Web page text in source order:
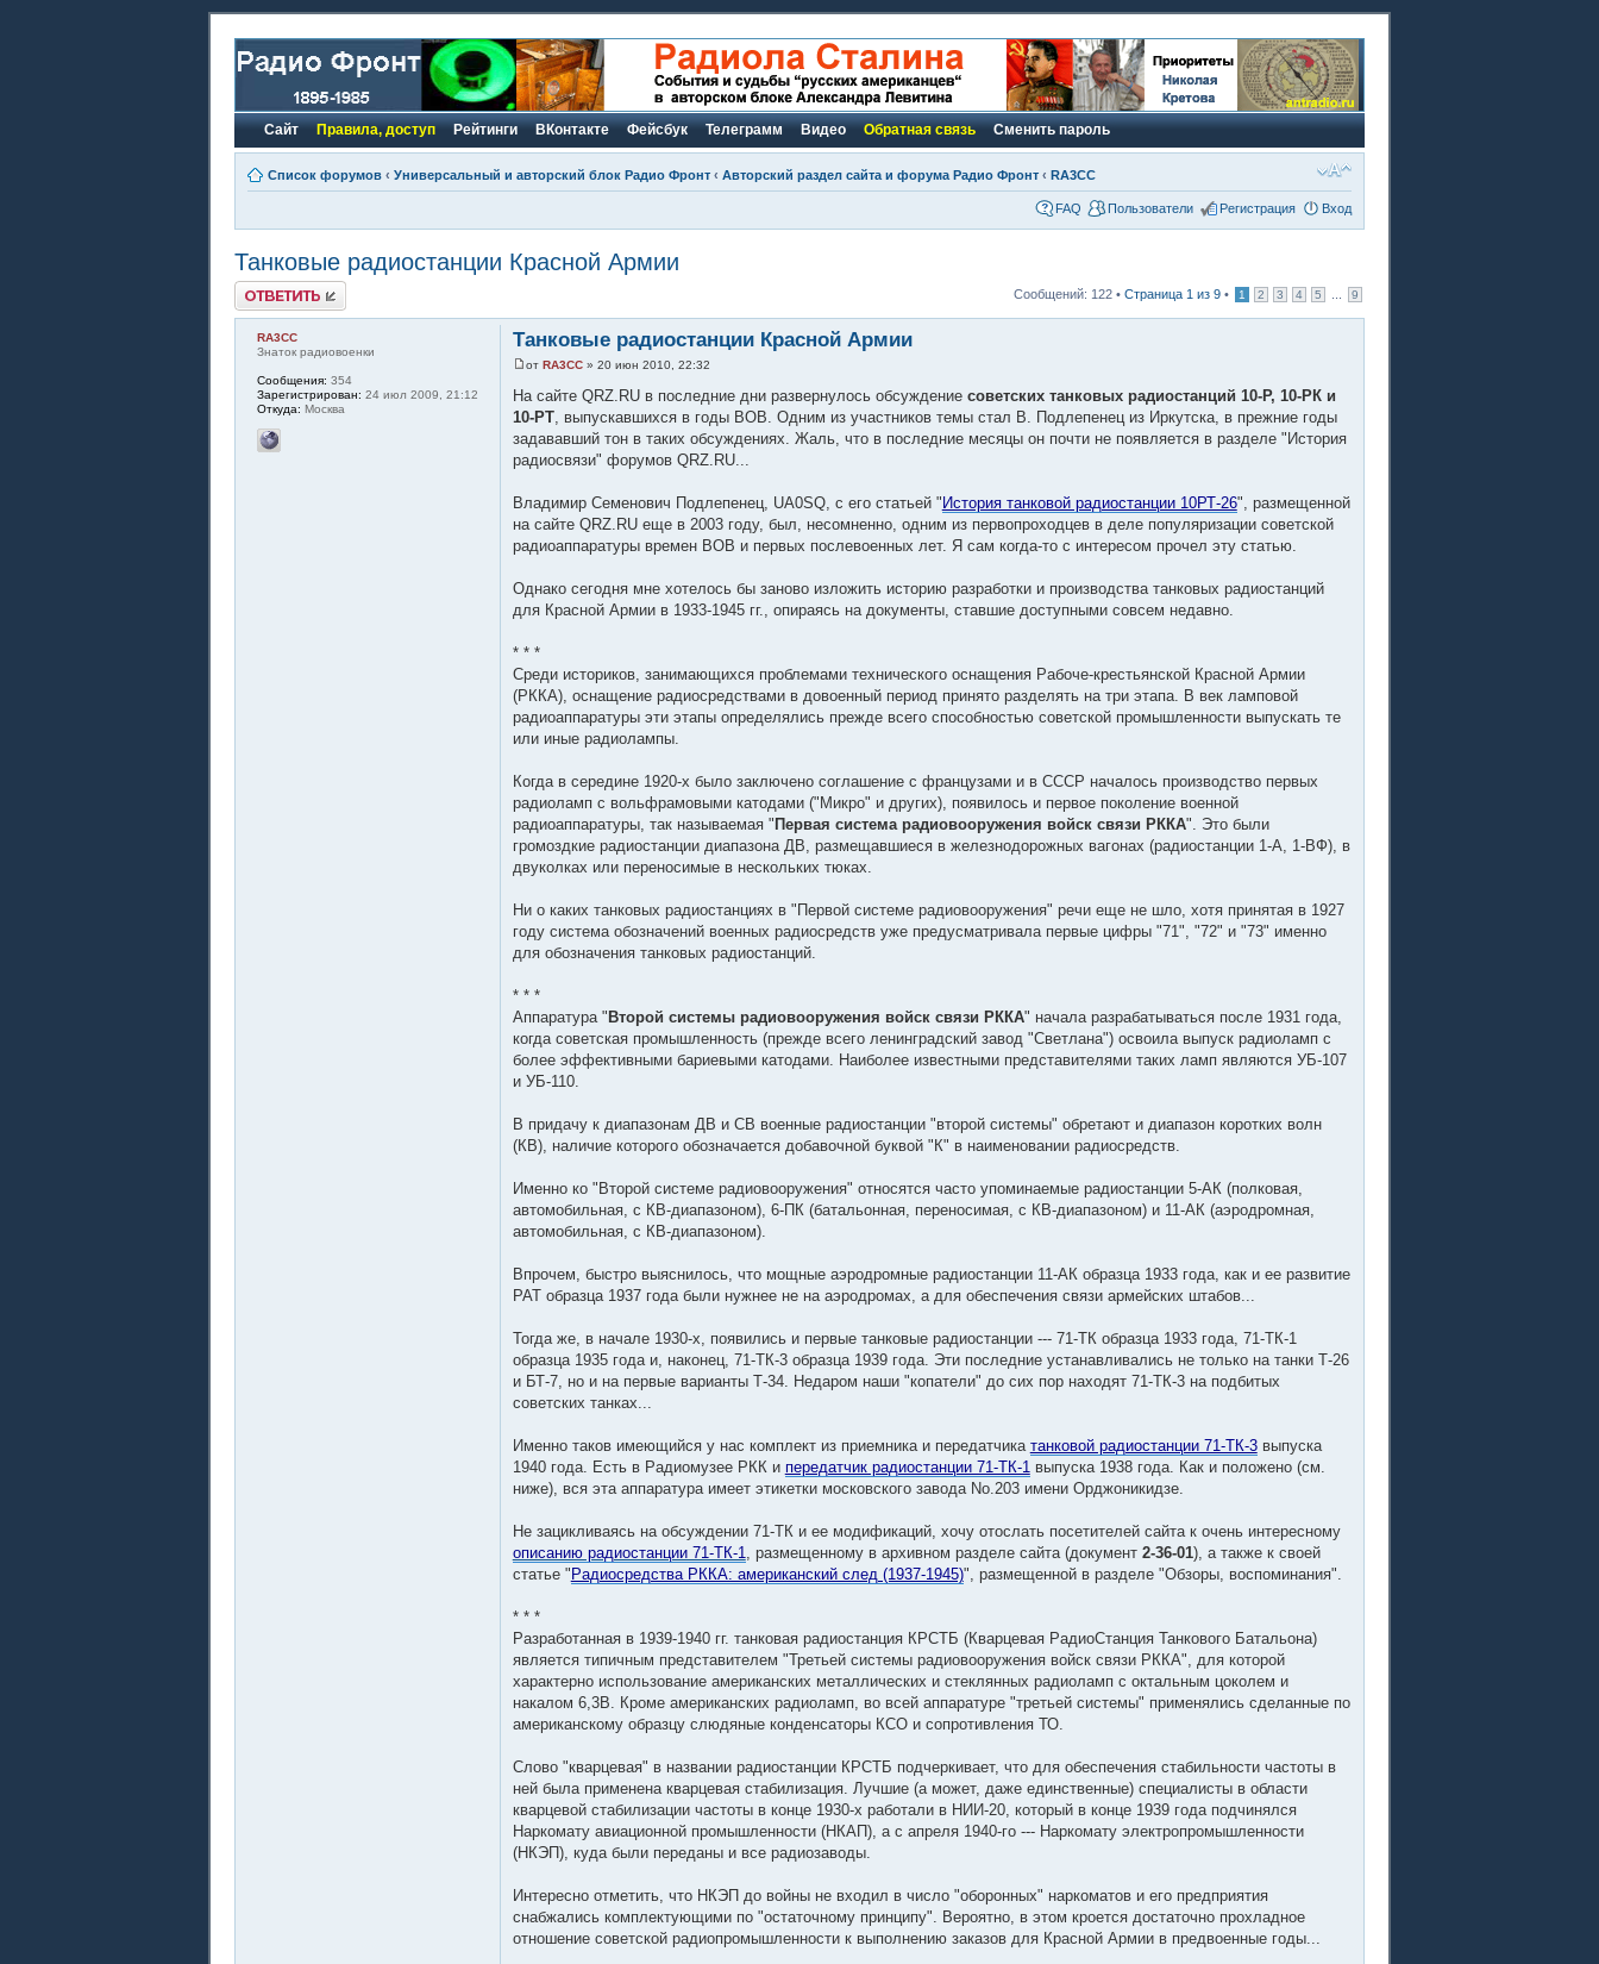
Сайт Правила, доступ Рейтинги ВКонтакте Фейсбук Телеграмм Видео Обратная связь Сменить пароль
Список форумов ‹ Универсальный и авторский блок Радио Фронт ‹ Авторский раздел сайта и форума Радио Фронт ‹ RA3CC
FAQ Пользователи Регистрация Вход
Танковые радиостанции Красной Армии
Ответить Сообщений: 122 • Страница 1 из 9 • 1 2 3 4 5 9
Танковые радиостанции Красной Армии
от RA3CC» 20 июн 2010, 22:32
На сайте QRZ.RU в последние дни развернулось обсуждение советских танковых радиостанций 10-Р, 10-РК и
10-РТ, выпускавшихся в годы ВОВ. Одним из участников темы стал В. Подлепенец из Иркутска, в прежние годы
задававший тон в таких обсуждениях. Жаль, что в последние месяцы он почти не появляется в разделе "История
радиосвязи" форумов QRZ.RU...
Владимир Семенович Подлепенец, UA0SQ, с его статьей " История танковой радиостанции 10РТ-26", размещенной
на сайте QRZ.RU еще в 2003 году, был, несомненно, одним из первопроходцев в деле популяризации советской
радиоаппаратуры времен ВОВ и первых послевоенных лет. Я сам когда-то с интересом прочел эту статью.
Однако сегодня мне хотелось бы заново изложить историю разработки и производства танковых радиостанций
для Красной Армии в 1933-1945 гг., опираясь на документы, ставшие доступными совсем недавно.
* * *
Среди историков, занимающихся проблемами технического оснащения Рабоче-крестьянской Красной Армии
(РККА), оснащение радиосредствами в довоенный период принято разделять на три этапа. В век ламповой
радиоаппаратуры эти этапы определялись прежде всего способностью советской промышленности выпускать те
или иные радиолампы.
Когда в середине 1920-х было заключено соглашение с французами и в СССР началось производство первых
радиоламп с вольфрамовыми катодами ("Микро" и других), появилось и первое поколение военной
радиоаппаратуры, так называемая " Первая система радиовооружения войск связи РККА". Это были
громоздкие радиостанции диапазона ДВ, размещавшиеся в железнодорожных вагонах (радиостанции 1-А, 1-ВФ), в
двуколках или переносимые в нескольких тюках.
Ни о каких танковых радиостанциях в "Первой системе радиовооружения" речи еще не шло, хотя принятая в 1927
году система обозначений военных радиосредств уже предусматривала первые цифры "71", "72" и "73" именно
для обозначения танковых радиостанций.
* * *
Аппаратура " Второй системы радиовооружения войск связи РККА" начала разрабатываться после 1931 года,
когда советская промышленность (прежде всего ленинградский завод "Светлана") освоила выпуск радиоламп с
более эффективными бариевыми катодами. Наиболее известными представителями таких ламп являются УБ-107
и УБ-110.
В придачу к диапазонам ДВ и СВ военные радиостанции "второй системы" обретают и диапазон коротких волн
(КВ), наличие которого обозначается добавочной буквой "К" в наименовании радиосредств.
Именно ко "Второй системе радиовооружения" относятся часто упоминаемые радиостанции 5-АК (полковая,
автомобильная, с КВ-диапазоном), 6-ПК (батальонная, переносимая, с КВ-диапазоном) и 11-АК (аэродромная,
автомобильная, с КВ-диапазоном).
Впрочем, быстро выяснилось, что мощные аэродромные радиостанции 11-АК образца 1933 года, как и ее развитие
РАТ образца 1937 года были нужнее не на аэродромах, а для обеспечения связи армейских штабов...
Тогда же, в начале 1930-х, появились и первые танковые радиостанции --- 71-ТК образца 1933 года, 71-ТК-1
образца 1935 года и, наконец, 71-ТК-3 образца 1939 года. Эти последние устанавливались не только на танки Т-26
и БТ-7, но и на первые варианты Т-34. Недаром наши "копатели" до сих пор находят 71-ТК-3 на подбитых
советских танках...
Именно таков имеющийся у нас комплект из приемника и передатчика танковой радиостанции 71-ТК-3выпуска
1940 года. Есть в Радиомузее РКК и передатчик радиостанции 71-ТК-1выпуска 1938 года. Как и положено (см.
ниже), вся эта аппаратура имеет этикетки московского завода No.203 имени Орджоникидзе.
Не зацикливаясь на обсуждении 71-ТК и ее модификаций, хочу отослать посетителей сайта к очень интересному
описанию радиостанции 71-ТК-1, размещенному в архивном разделе сайта (документ 2-36-01), а также к своей
статье " Радиосредства РККА: американский след (1937-1945)", размещенной в разделе "Обзоры, воспоминания".
* * *
Разработанная в 1939-1940 гг. танковая радиостанция КРСТБ (Кварцевая РадиоСтанция Танкового Батальона)
является типичным представителем "Третьей системы радиовооружения войск связи РККА", для которой
характерно использование американских металлических и стеклянных радиоламп с октальным цоколем и
накалом 6,3В. Кроме американских радиоламп, во всей аппаратуре "третьей системы" применялись сделанные по
американскому образцу слюдяные конденсаторы КСО и сопротивления ТО.
Слово "кварцевая" в названии радиостанции КРСТБ подчеркивает, что для обеспечения стабильности частоты в
ней была применена кварцевая стабилизация. Лучшие (а может, даже единственные) специалисты в области
кварцевой стабилизации частоты в конце 1930-х работали в НИИ-20, который в конце 1939 года подчинялся
Наркомату авиационной промышленности (НКАП), а с апреля 1940-го --- Наркомату электропромышленности
(НКЭП), куда были переданы и все радиозаводы.
Интересно отметить, что НКЭП до войны не входил в число "оборонных" наркоматов и его предприятия
снабжались комплектующими по "остаточному принципу". Вероятно, в этом кроется достаточно прохладное
отношение советской радиопромышленности к выполнению заказов для Красной Армии в предвоенные годы...
RA3CC
Знаток радиовоенки
Сообщения: 354
Зарегистрирован: 24 июл 2009, 21:12
Откуда: Москва